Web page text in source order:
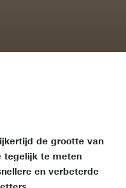
de grootte van
tegelijk te meten
en verbeterde